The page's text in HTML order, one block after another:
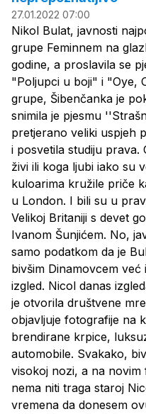
27.01.2022 07:00
Nikol Bulat, javnosti
grupe Feminnem na
godine, a proslavila se
"Poljupci u boji" i "Oye,
grupe, Šibenčanka je
snimila je pjesmu
pretjerano veliki uspjeh
i posvetila studiju prava.
živi ili koga ljubi iako su
kuloarima kružile priče
u London. I bili su u
Velikoj Britaniji s devet
Ivanom Šunjićem. No,
samo podatkom da je
bivšim Dinamovcem
izgled. Nicol danas
je otvorila društvene
objavljuje fotografije na
brendirane krpice,
automobile. Svakako,
visokoj nozi, a na
nema niti traga staroj
vremena da donesem